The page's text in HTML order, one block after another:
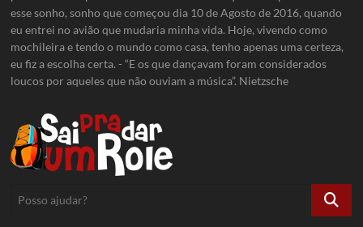
esse sonho, sonho que começou dia 10 de Agosto de 2016, quando
eu entrei no avião que mudaria minha vida. Hoje, vivendo como
mochileira e tendo o mundo como casa, tenho apenas uma certeza,
eu fiz a escolha certa. - “E os que dançavam foram considerados
loucos por aqueles que não ouviam a música”. Nietzsche
Posso
ajudar?